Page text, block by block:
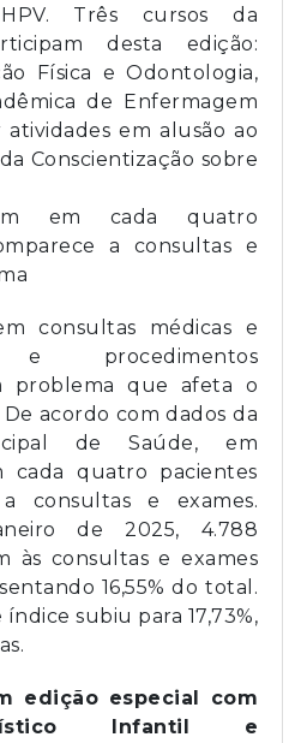
Três cursos da
desta edição:
Física e Odontologia,
de Enfermagem
em alusão ao
Conscientização sobre
em cada quatro
a consultas e
consultas médicas e
e procedimentos
problema que afeta o
acordo com dados da
de Saúde, em
cada quatro pacientes
consultas e exames.
de 2025, 4.788
às consultas e exames
16,55% do total.
subiu para 17,73%,
edição especial com
Infantil e